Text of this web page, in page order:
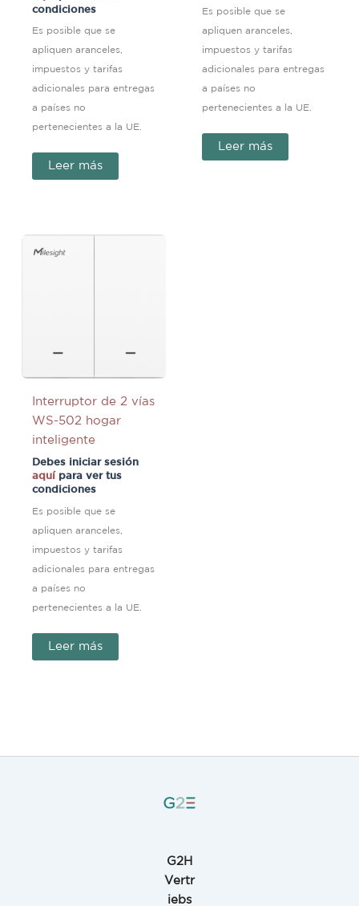
condiciones
Es posible que se
apliquen aranceles,
impuestos y tarifas
adicionales para entregas
a países no
pertenecientes a la UE.
Leer más
Es posible que se
apliquen aranceles,
impuestos y tarifas
adicionales para entregas
a países no
pertenecientes a la UE.
Leer más
Interruptor de 2 vías
WS-502 hogar
inteligente
Debes iniciar sesión
aquípara ver tus
condiciones
Es posible que se
apliquen aranceles,
impuestos y tarifas
adicionales para entregas
a países no
pertenecientes a la UE.
Leer más
G2H
Vertr
iebs